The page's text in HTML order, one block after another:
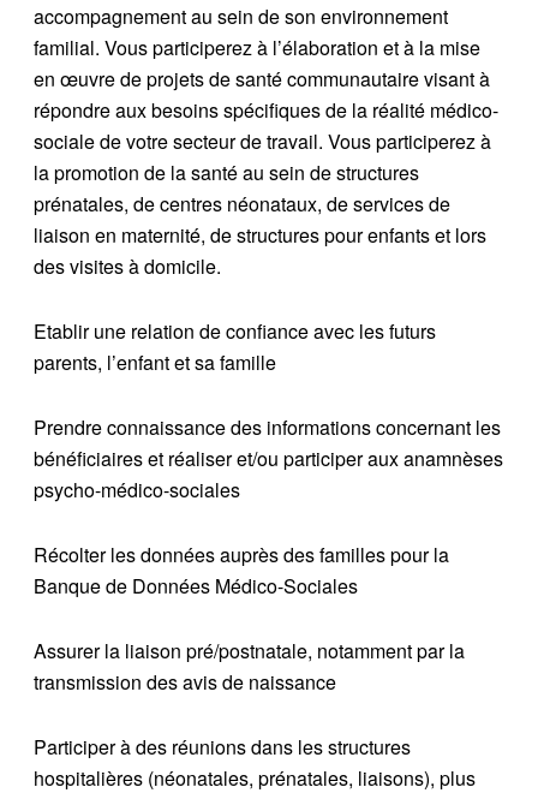
accompagnement au sein de son environnement
familial. Vous participerez à l’élaboration et à la mise
en œuvre de projets de santé communautaire visant à
répondre aux besoins spécifiques de la réalité médico-
sociale de votre secteur de travail. Vous participerez à
la promotion de la santé au sein de structures
prénatales, de centres néonataux, de services de
liaison en maternité, de structures pour enfants et lors
des visites à domicile.
Etablir une relation de confiance avec les futurs
parents, l’enfant et sa famille
Prendre connaissance des informations concernant les
bénéficiaires et réaliser et/ou participer aux anamnèses
psycho-médico-sociales
Récolter les données auprès des familles pour la
Banque de Données Médico-Sociales
Assurer la liaison pré/postnatale, notamment par la
transmission des avis de naissance
Participer à des réunions dans les structures
hospitalières (néonatales, prénatales, liaisons), plus